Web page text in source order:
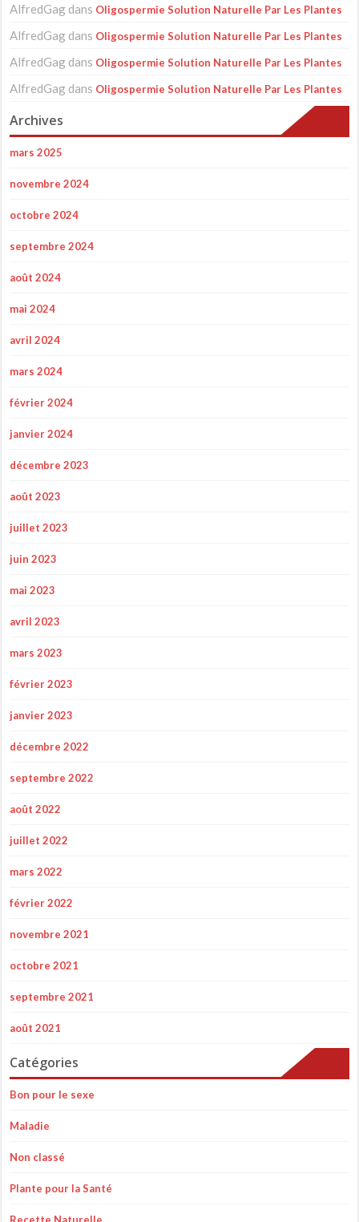
AlfredGag dans Oligospermie Solution Naturelle Par Les Plantes
AlfredGag dans Oligospermie Solution Naturelle Par Les Plantes
AlfredGag dans Oligospermie Solution Naturelle Par Les Plantes
AlfredGag dans Oligospermie Solution Naturelle Par Les Plantes
Archives
mars 2025
novembre 2024
octobre 2024
septembre 2024
août 2024
mai 2024
avril 2024
mars 2024
février 2024
janvier 2024
décembre 2023
août 2023
juillet 2023
juin 2023
mai 2023
avril 2023
mars 2023
février 2023
janvier 2023
décembre 2022
septembre 2022
août 2022
juillet 2022
mars 2022
février 2022
novembre 2021
octobre 2021
septembre 2021
août 2021
Catégories
Bon pour le sexe
Maladie
Non classé
Plante pour la Santé
Recette Naturelle